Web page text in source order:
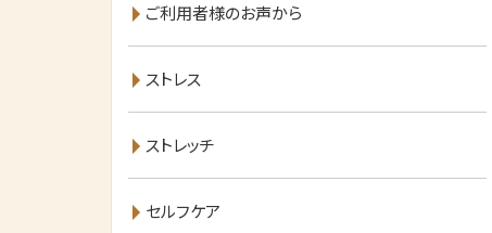
ご利用者様のお声から
ストレス
ストレッチ
セルフケア